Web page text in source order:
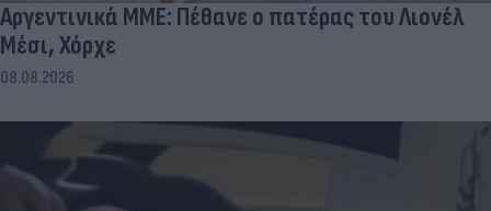
Αργεντινικά ΜΜΕ: Πέθανε ο πατέρας του Λιονέλ
Μέσι, Χόρχε
08.08.2026